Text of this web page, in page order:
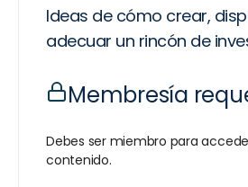
Ideas de cómo crear,
adecuar un rincón de
Membresía
Debes ser miembro para
contenido.